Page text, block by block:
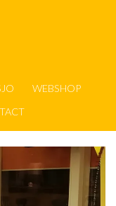
WEBSHOP